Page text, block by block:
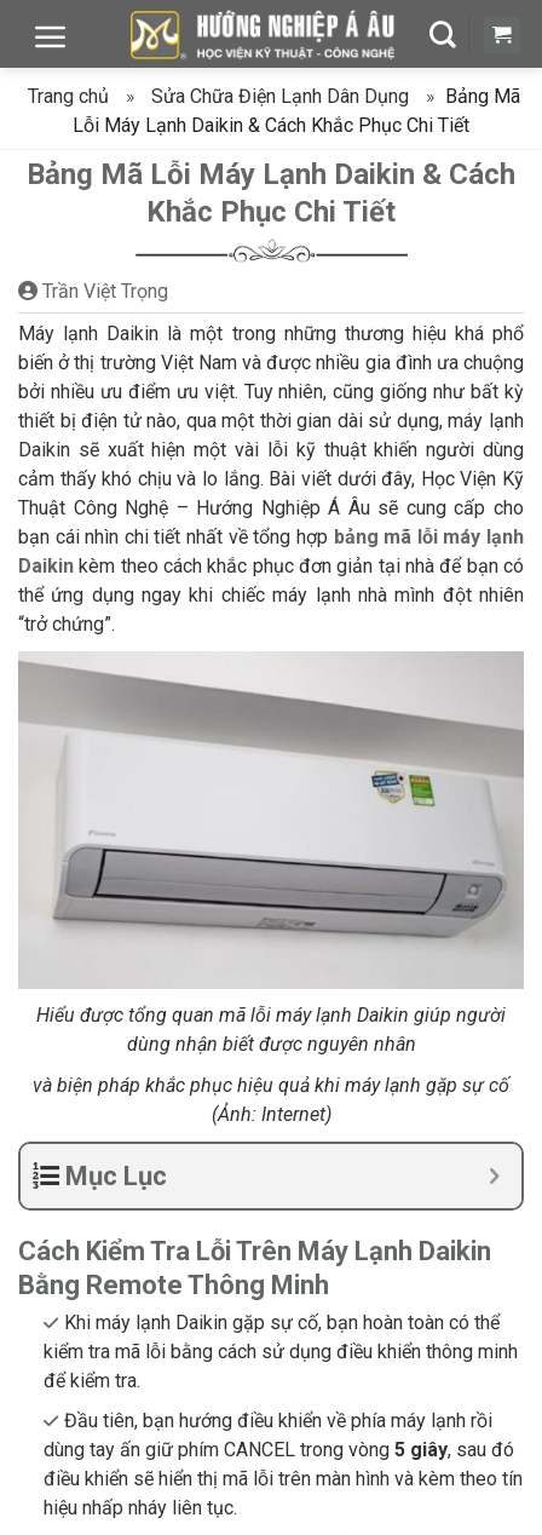
nội
dungTrang chủ » Sửa Chữa Điện Lạnh Dân Dụng » Bảng Mã
Lỗi Máy Lạnh Daikin & Cách Khắc Phục Chi Tiết
Bảng Mã Lỗi Máy Lạnh Daikin & Cách
Khắc Phục Chi Tiết
Trần Việt Trọng
Máy lạnh Daikin là một trong những thương hiệu khá phổ
biến ở thị trường Việt Nam và được nhiều gia đình ưa chuộng
bởi nhiều ưu điểm ưu việt. Tuy nhiên, cũng giống như bất kỳ
thiết bị điện tử nào, qua một thời gian dài sử dụng, máy lạnh
Daikin sẽ xuất hiện một vài lỗi kỹ thuật khiến người dùng
cảm thấy khó chịu và lo lắng. Bài viết dưới đây, Học Viện Kỹ
Thuật Công Nghệ – Hướng Nghiệp Á Âu sẽ cung cấp cho
bạn cái nhìn chi tiết nhất về tổng hợp bảng mã lỗi máy lạnh
Daikin kèm theo cách khắc phục đơn giản tại nhà để bạn có
thể ứng dụng ngay khi chiếc máy lạnh nhà mình đột nhiên
“trở chứng”.
Hiểu được tổng quan mã lỗi máy lạnh Daikin giúp người
dùng nhận biết được nguyên nhân
và biện pháp khắc phục hiệu quả khi máy lạnh gặp sự cố
(Ảnh: Internet)
Mục Lục
Cách Kiểm Tra Lỗi Trên Máy Lạnh Daikin
Bằng Remote Thông Minh
Khi máy lạnh Daikin gặp sự cố, bạn hoàn toàn có thể
kiểm tra mã lỗi bằng cách sử dụng điều khiển thông minh
để kiểm tra.
Đầu tiên, bạn hướng điều khiển về phía máy lạnh rồi
dùng tay ấn giữ phím CANCEL trong vòng 5 giây, sau đó
điều khiển sẽ hiển thị mã lỗi trên màn hình và kèm theo tín
hiệu nhấp nháy liên tục.